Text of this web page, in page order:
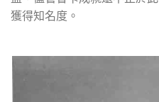
獲得知名度。